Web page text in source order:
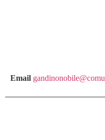
Email